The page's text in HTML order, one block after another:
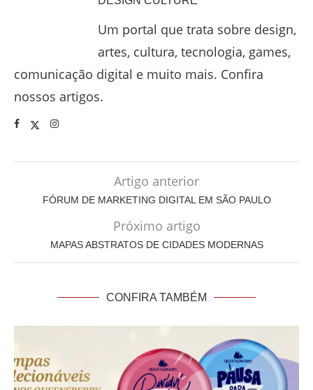
Um portal que trata sobre design,
artes, cultura, tecnologia, games,
comunicação digital e muito mais. Confira
nossos artigos.
Artigo anterior
FÓRUM DE MARKETING DIGITAL EM SÃO PAULO
Próximo artigo
MAPAS ABSTRATOS DE CIDADES MODERNAS
CONFIRA TAMBÉM